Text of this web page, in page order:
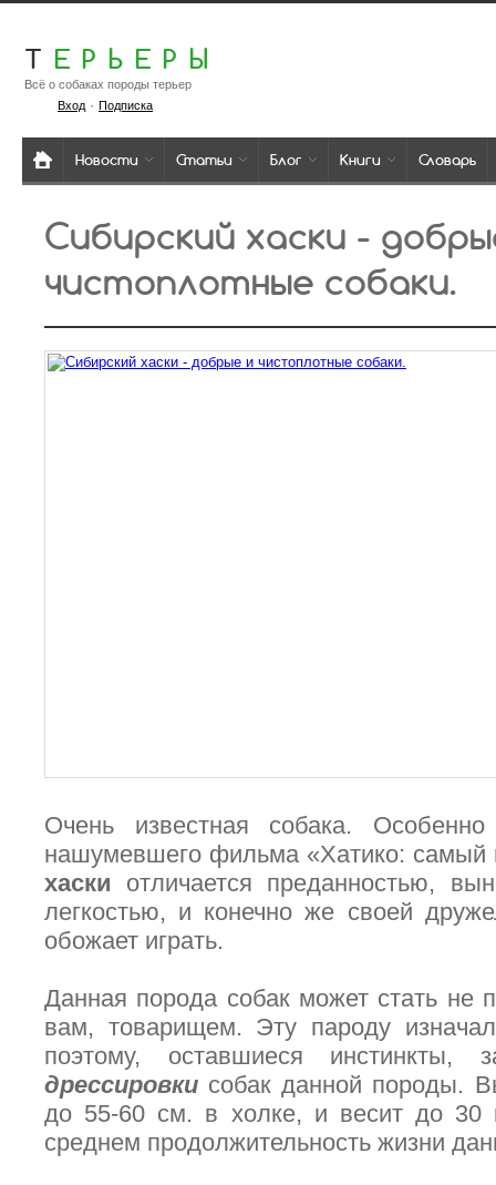
Т ЕРЬЕРЫ
Всё о собаках породы терьер
Вход· Подписка
Новости Статьи Блог Книги Словарь
Сибирский хаски -
чистоплотные собаки.
Очень известная собака.
нашумевшего фильма «Хатико: самый
хаски отличается преданностью,
легкостью, и конечно же своей
обожает играть.
Данная порода собак может стать не
вам, товарищем. Эту пароду
поэтому, оставшиеся инстинкты,
дрессировки собак данной породы.
до 55-60 см. в холке, и весит до 30
среднем продолжительность жизни